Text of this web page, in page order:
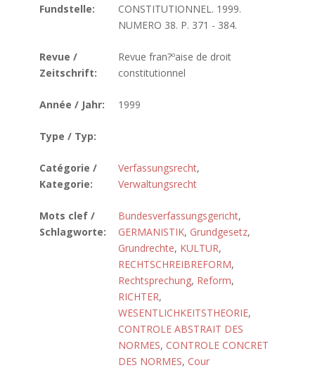
Fundstelle:
CONSTITUTIONNEL. 1999.
NUMERO 38. P. 371 - 384.
Revue /
Zeitschrift:
Revue fran?ºaise de droit
constitutionnel
Année / Jahr: 1999
Type / Typ:
Catégorie /
Kategorie:
Verfassungsrecht,
Verwaltungsrecht
Mots clef /
Schlagworte:
Bundesverfassungsgericht,
GERMANISTIK, Grundgesetz,
Grundrechte, KULTUR,
RECHTSCHREIBREFORM,
Rechtsprechung, Reform,
RICHTER,
WESENTLICHKEITSTHEORIE,
CONTROLE ABSTRAIT DES
NORMES, CONTROLE CONCRET
DES NORMES, Cour